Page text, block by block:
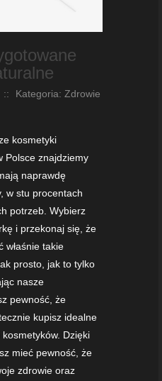
::
Kategoria: Zdrowie
kosmetyki
Polsce znajdziemy
naprawdę
w stu procentach
potrzeb. Wybierz
i przekonaj się, że
właśnie takie
prosto, jak to tylko
nasze
pewność, że
kupisz idealne
Dzięki
mieć pewność, że
zdrowie oraz